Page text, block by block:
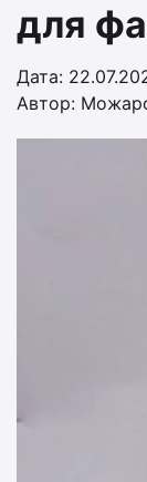
для
Дата:
Автор: